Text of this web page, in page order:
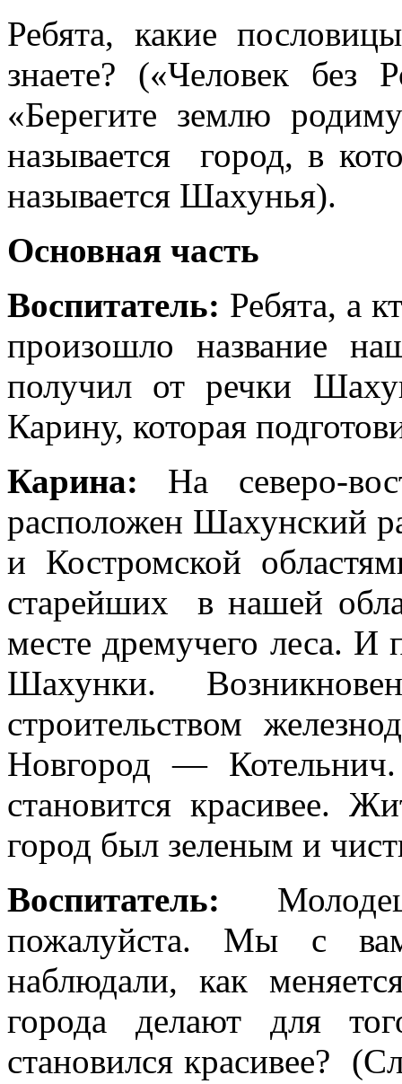
Ребята, какие
знаете? («Человек без
«Берегите землю
называется город, в
называется Шахунья).
Основная часть
Воспитатель: Ребята, а
произошло название
получил от речки
Карину, которая
Карина: На северо-
расположен Шахунский
и Костромской
старейших в нашей
месте дремучего леса. И
Шахунки.
строительством
Новгород —
становится красивее.
город был зеленым и
Воспитатель:
пожалуйста. Мы с
наблюдали, как
города делают для
становился красивее?